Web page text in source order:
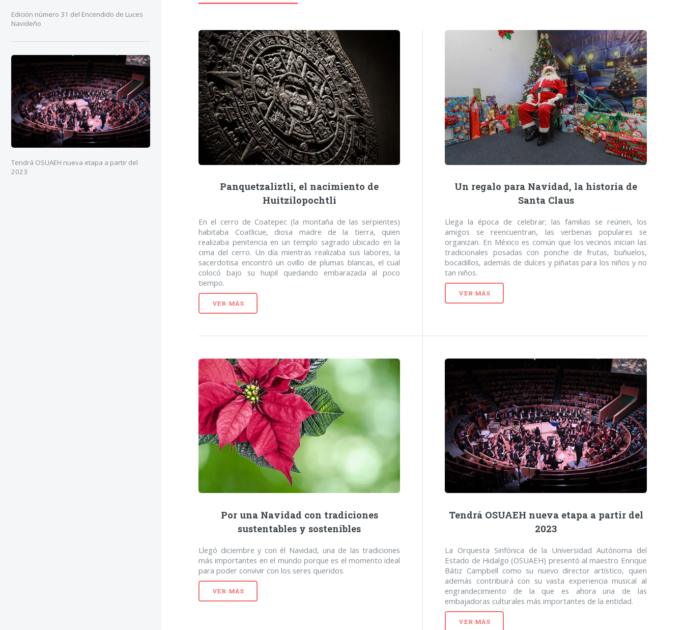
Panquetzaliztli, el nacimiento de
Huitzilopochtli
En el cerro de Coatepec (la montaña de las serpientes)
habitaba Coatlicue, diosa madre de la tierra, quien
realizaba penitencia en un templo sagrado ubicado en la
cima del cerro. Un día mientras realizaba sus labores, la
sacerdotisa encontró un ovillo de plumas blancas, el cual
colocó bajo su huipil quedando embarazada al poco
tiempo.
VER MÁS
Un regalo para Navidad, la historia de
Santa Claus
Llega la época de celebrar; las familias se reúnen, los
amigos se reencuentran, las verbenas populares se
organizan. En México es común que los vecinos inician las
tradicionales posadas con ponche de frutas, buñuelos,
bocadillos, además de dulces y piñatas para los niños y no
tan niños.
VER MÁS
Por una Navidad con tradiciones
sustentables y sostenibles
Llegó diciembre y con él Navidad, una de las tradiciones
más importantes en el mundo porque es el momento ideal
para poder convivir con los seres queridos.
VER MÁS
Tendrá OSUAEH nueva etapa a partir del
2023
La Orquesta Sinfónica de la Universidad Autónoma del
Estado de Hidalgo (OSUAEH) presentó al maestro Enrique
Bátiz Campbell como su nuevo director artístico, quien
además contribuirá con su vasta experiencia musical al
engrandecimiento de la que es ahora una de las
embajadoras culturales más importantes de la entidad.
VER MÁS
Edición número 31 del Encendido de Luces
Navideño
Tendrá OSUAEH nueva etapa a partir del
2023